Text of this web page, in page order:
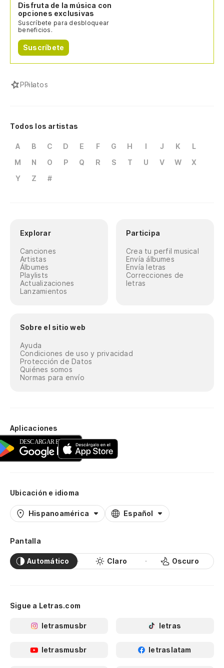
Disfruta de la música con
opciones exclusivas
Suscríbete para desbloquear
beneficios.
Suscríbete
PPilatos
Todos los artistas
A B C D E F G H I J K
L
M
N O P Q R S T U V W
X
Y
Z #
Explorar
Canciones
Artistas
Álbumes
Playlists
Actualizaciones
Lanzamientos
Participa
Crea tu perfil musical
Envía álbumes
Envía letras
Correcciones de
letras
Sobre el sitio web
Ayuda
Condiciones de uso y privacidad
Protección de Datos
Quiénes somos
Normas para envío
Aplicaciones
Ubicación e idioma
Hispanoamérica Español
Pantalla
Automático Claro Oscuro
Sigue a Letras.com
letrasmusbr letras
letrasmusbr letraslatam